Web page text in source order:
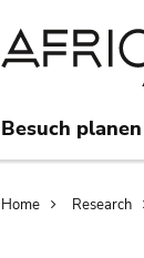
Besuch planen
Home Research